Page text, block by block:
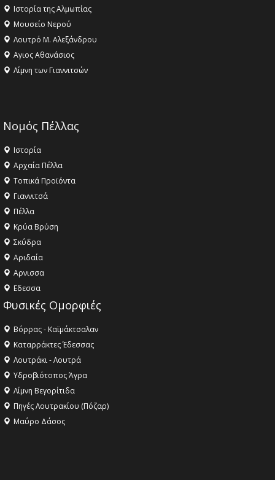
Ιστορία της Αλμωπίας
Μουσείο Νερού
Λουτρό Μ. Αλεξάνδρου
Αγιος Αθανάσιος
Λίμνη των Γιαννιτσών
Νομός Πέλλας
Ιστορία
Αρχαία Πέλλα
Τοπικά Προϊόντα
Γιαννιτσά
Πέλλα
Κρύα Βρύση
Σκύδρα
Αριδαία
Aρνισσα
Eδεσσα
Φυσικές Ομορφιές
Βόρρας - Καϊμάκτσαλαν
Καταρράκτες Έδεσσας
Λουτράκι - Λουτρά
Υδροβιότοπος Άγρα
Λίμνη Βεγορίτιδα
Πηγές Λουτρακίου (Πόζαρ)
Μαύρο Δάσος